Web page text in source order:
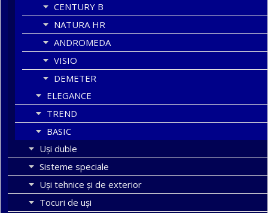
CENTURY B
NATURA HR
ANDROMEDA
VISIO
DEMETER
ELEGANCE
TREND
BASIC
Uşi duble
Sisteme speciale
Uși tehnice și de exterior
Tocuri de uși